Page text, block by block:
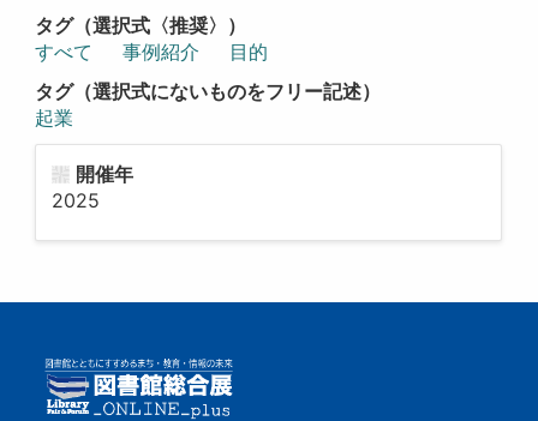
タグ（選択式〈推奨〉）
すべて
事例紹介
目的
タグ（選択式にないものをフリー記述）
起業
開催年
2025